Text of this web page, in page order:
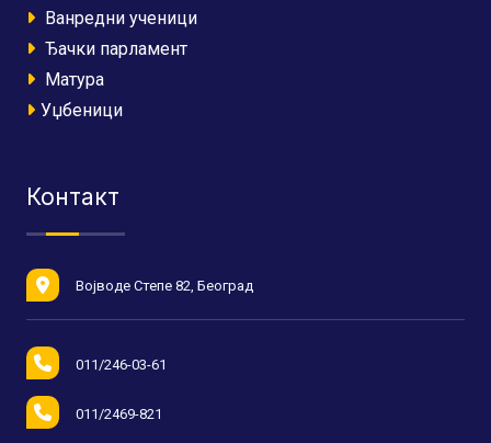
Ванредни ученици
Ђачки парламент
Матура
Уџбеници
Контакт
Војводе Степе 82, Београд
011/246-03-61
011/2469-821